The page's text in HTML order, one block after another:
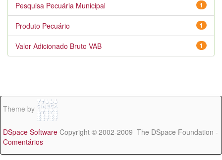
1
Pesquisa Pecuária Municipal
1
Produto Pecuário
1
Valor Adicionado Bruto VAB
Theme by
DSpace Software Copyright © 2002-2009 The DSpace Foundation -
Comentários